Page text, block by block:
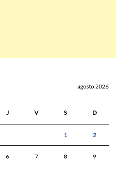
agosto 2026
J V S D
1 2
6 7 8 9